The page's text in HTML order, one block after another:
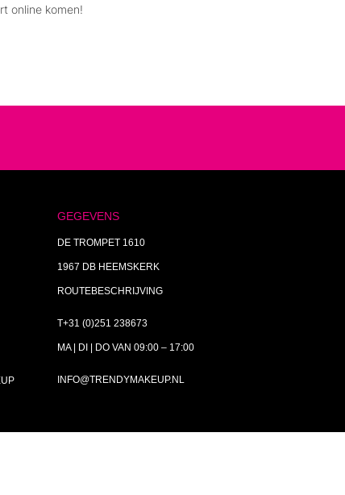
online komen!
GEGEVENS
DE TROMPET 1610
1967 DB HEEMSKERK
ROUTEBESCHRIJVING
T+31 (0)251 238673
MA | DI | DO VAN 09:00 – 17:00
INFO@TRENDYMAKEUP.NL